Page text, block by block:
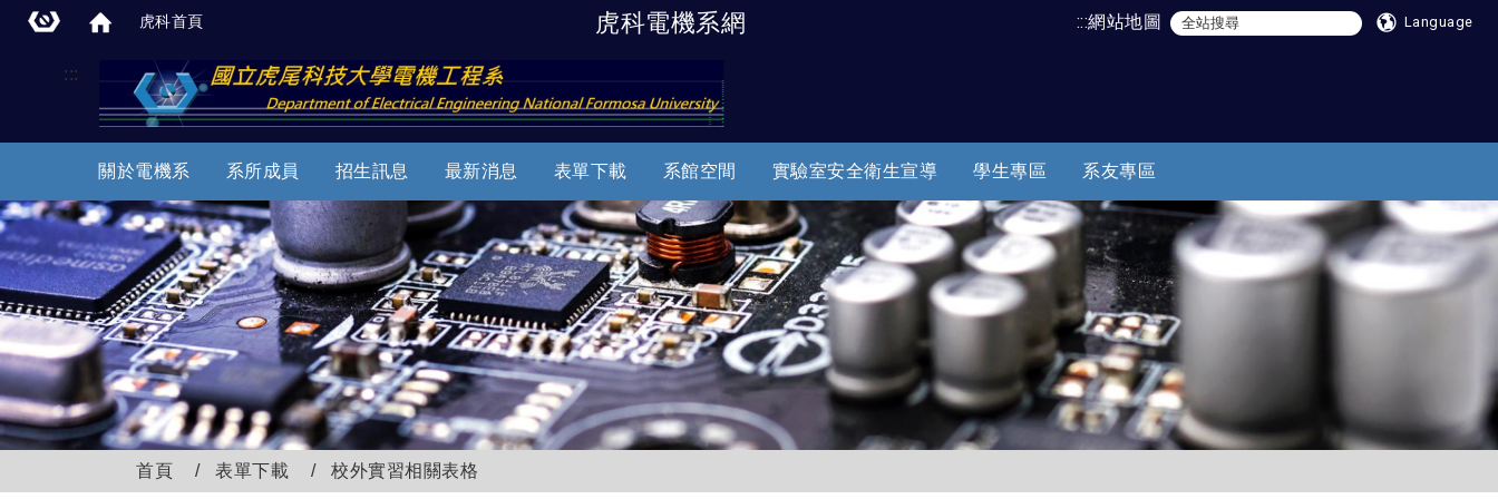
虎科首頁 虎科電機系網 :::網站地圖 Language
跳到主要內容
:::
關於電機系 系所成員 招生訊息 最新消息 表單下載 系館空間 實驗室安全衛生宣導 學生專區 系友專區
首頁 表單下載
校外實習相關表格